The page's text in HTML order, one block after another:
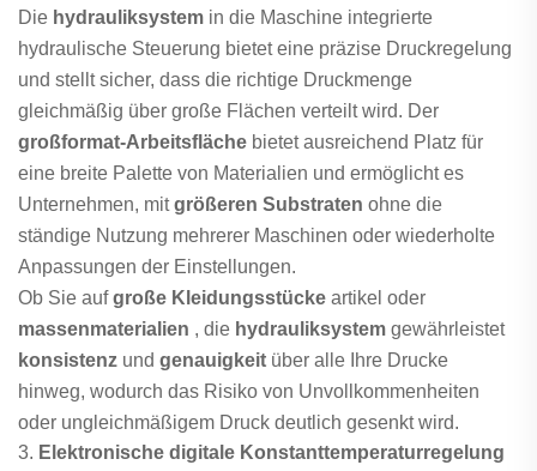
Die hydrauliksystem in die Maschine integrierte
hydraulische Steuerung bietet eine präzise Druckregelung
und stellt sicher, dass die richtige Druckmenge
gleichmäßig über große Flächen verteilt wird. Der
großformat-Arbeitsfläche bietet ausreichend Platz für
eine breite Palette von Materialien und ermöglicht es
Unternehmen, mitgrößeren Substraten ohne die
ständige Nutzung mehrerer Maschinen oder wiederholte
Anpassungen der Einstellungen.
Ob Sie aufgroße Kleidungsstücke artikel oder
massenmaterialien , die hydrauliksystem gewährleistet
konsistenz und genauigkeit über alle Ihre Drucke
hinweg, wodurch das Risiko von Unvollkommenheiten
oder ungleichmäßigem Druck deutlich gesenkt wird.
3. Elektronische digitale Konstanttemperaturregelung